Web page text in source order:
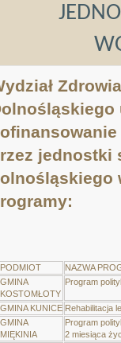
jednostki
PODMIOT
NAZWA
GMINA
KOSTOMŁOTY
Program
GMINA KUNICE Rehabilitacja
GMINA
MIĘKINIA
Program
2 miesiąca